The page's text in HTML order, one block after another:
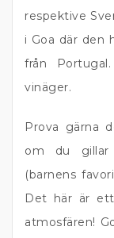
respektive
i Goa där den
från
vinäger.
Prova gärna
om du gillar
(barnens
Det här är
atmosfären!